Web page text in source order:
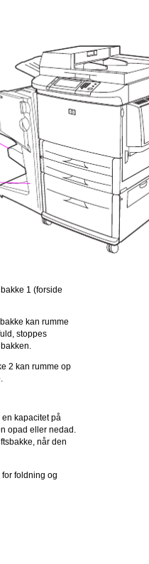
1 (forside
kan rumme
stoppes
2 kan rumme op
kapacitet på
opad eller nedad.
når den
foldning og